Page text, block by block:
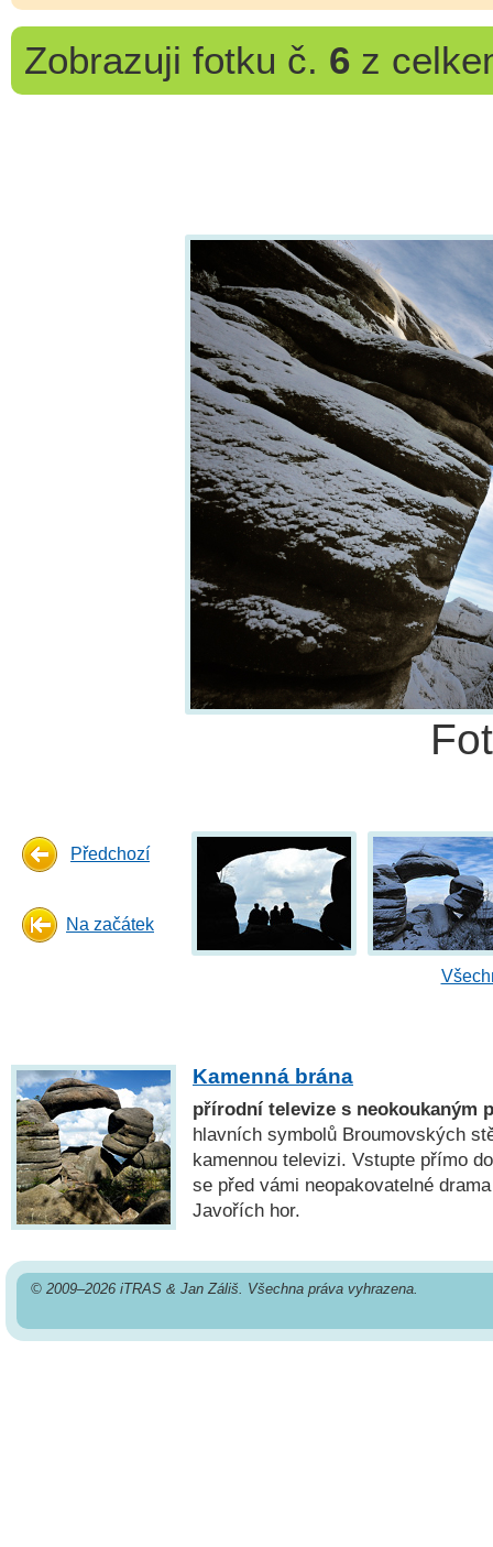
Zobrazuji fotku č. 6z
Předchozí
Na začátek
Kamenná brána
přírodní televize s neokoukaným
hlavních symbolů Broumovských
kamennou televizi. Vstupte přímo
se před vámi neopakovatelné
Javořích hor.
© 2009–2026 iTRAS & Jan Záliš. Všechna práva vyhrazena.